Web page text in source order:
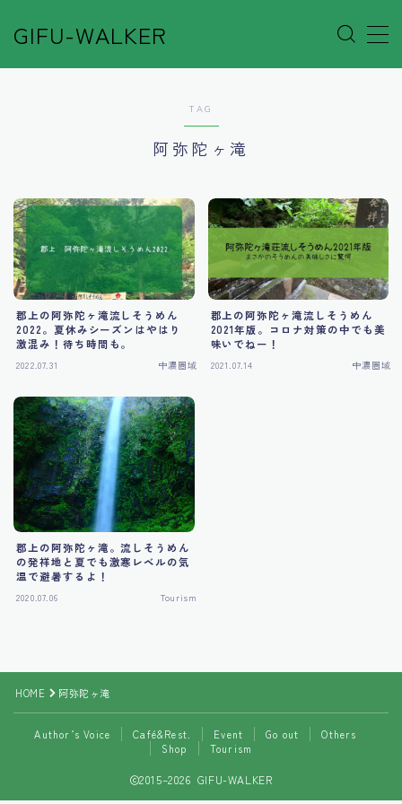
GIFU-WALKER
MENU
Event
Go out
Others
Tourism
TAG
阿弥陀ヶ滝
郡上の阿弥陀ヶ滝流しそうめん
2022。夏休みシーズンはやはり
激混み！待ち時間も。
2022.07.31 中濃圏域
郡上の阿弥陀ヶ滝流しそうめん
2021年版。コロナ対策の中でも美
味いでねー！
2021.07.14 中濃圏域
郡上の阿弥陀ヶ滝。流しそうめん
の発祥地と夏でも激寒レベルの気
温で避暑するよ！
2020.07.06 Tourism
HOME 阿弥陀ヶ滝
Author’s Voice Café&Rest. Event Go out
Others
Shop
Tourism
2015–2026 GIFU-WALKER